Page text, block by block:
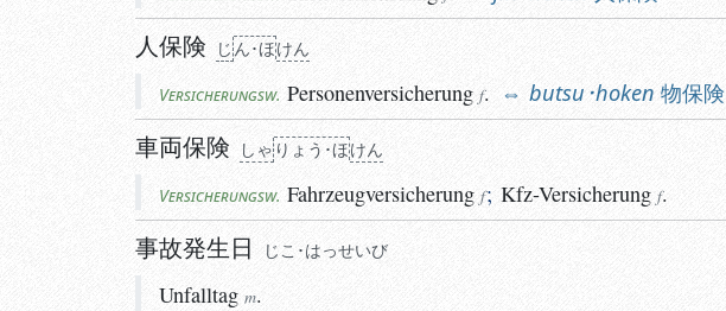
人保険 じん･ほけん
Versicherungsw. Personenversicherung f. butsu･hoken 物保険
車両保険 しゃ りょう･ほけん
Versicherungsw. Fahrzeugversicherung f; Kfz-Versicherung f.
事故発生日 じこ･はっせいび
Unfalltag m.